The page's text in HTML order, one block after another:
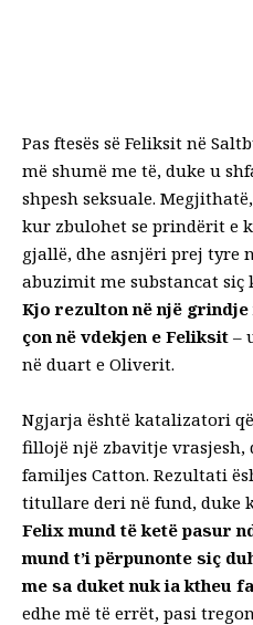
Pas ftesës së Feliksit në
më shumë me të, duke u
shpesh seksuale.
kur zbulohet se prindërit e
gjallë, dhe asnjëri prej tyre
abuzimit me substancat siç
Kjo rezulton në një
çon në vdekjen e Feliksit –
në duart e Oliverit.
Ngjarja është katalizatori
fillojë një zbavitje vrasjesh,
familjes Catton. Rezultati
titullare deri në fund, duke
Felix mund të ketë pasur
mund t’i përpunonte siç
me sa duket nuk ia ktheu
edhe më të errët, pasi